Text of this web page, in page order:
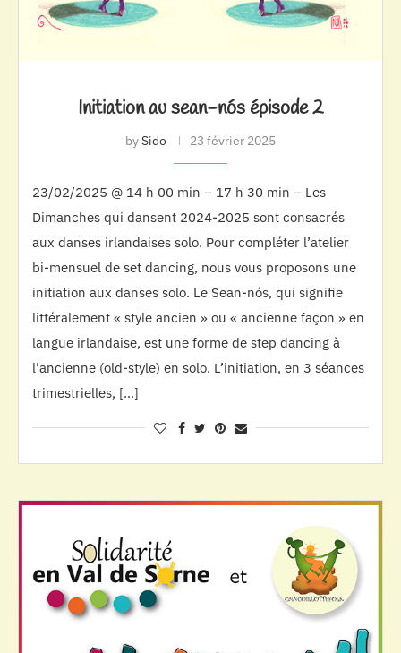
Initiation au sean-nós épisode 2
bySido 23 février 2025
23/02/2025 @ 14 h 00 min – 17 h 30 min – Les
Dimanches qui dansent 2024-2025 sont consacrés
aux danses irlandaises solo. Pour compléter l’atelier
bi-mensuel de set dancing, nous vous proposons une
initiation aux danses solo. Le Sean-nós, qui signifie
littéralement « style ancien » ou « ancienne façon » en
langue irlandaise, est une forme de step dancing à
l’ancienne (old-style) en solo. L’initiation, en 3 séances
trimestrielles, […]